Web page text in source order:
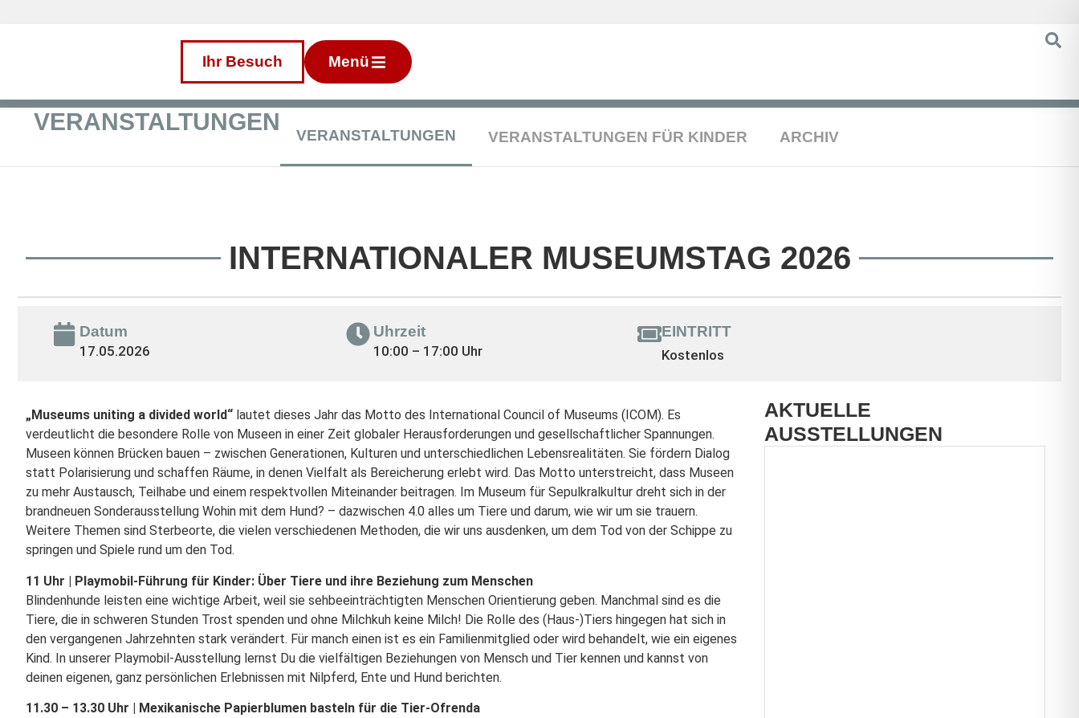
Ihr Besuch Menü
VERANSTALTUNGEN
VERANSTALTUNGEN VERANSTALTUNGEN FÜR KINDER ARCHIV
INTERNATIONALER MUSEUMSTAG 2026
Datum
17.05.2026
Uhrzeit
10:00 – 17:00 Uhr
EINTRITT
Kostenlos
„Museums uniting a divided world“ lautet dieses Jahr das Motto des International Council of Museums (ICOM). Es
verdeutlicht die besondere Rolle von Museen in einer Zeit globaler Herausforderungen und gesellschaftlicher Spannungen.
Museen können Brücken bauen – zwischen Generationen, Kulturen und unterschiedlichen Lebensrealitäten. Sie fördern Dialog
statt Polarisierung und schaffen Räume, in denen Vielfalt als Bereicherung erlebt wird. Das Motto unterstreicht, dass Museen
zu mehr Austausch, Teilhabe und einem respektvollen Miteinander beitragen. Im Museum für Sepulkralkultur dreht sich in der
brandneuen Sonderausstellung Wohin mit dem Hund? – dazwischen 4.0 alles um Tiere und darum, wie wir um sie trauern.
Weitere Themen sind Sterbeorte, die vielen verschiedenen Methoden, die wir uns ausdenken, um dem Tod von der Schippe zu
springen und Spiele rund um den Tod.
11 Uhr | Playmobil-Führung für Kinder: Über Tiere und ihre Beziehung zum Menschen
Blindenhunde leisten eine wichtige Arbeit, weil sie sehbeeinträchtigten Menschen Orientierung geben. Manchmal sind es die
Tiere, die in schweren Stunden Trost spenden und ohne Milchkuh keine Milch! Die Rolle des (Haus-)Tiers hingegen hat sich in
den vergangenen Jahrzehnten stark verändert. Für manch einen ist es ein Familienmitglied oder wird behandelt, wie ein eigenes
Kind. In unserer Playmobil-Ausstellung lernst Du die vielfältigen Beziehungen von Mensch und Tier kennen und kannst von
deinen eigenen, ganz persönlichen Erlebnissen mit Nilpferd, Ente und Hund berichten.
11.30 – 13.30 Uhr | Mexikanische Papierblumen basteln für die Tier-Ofrenda
AKTUELLE
AUSSTELLUNGEN